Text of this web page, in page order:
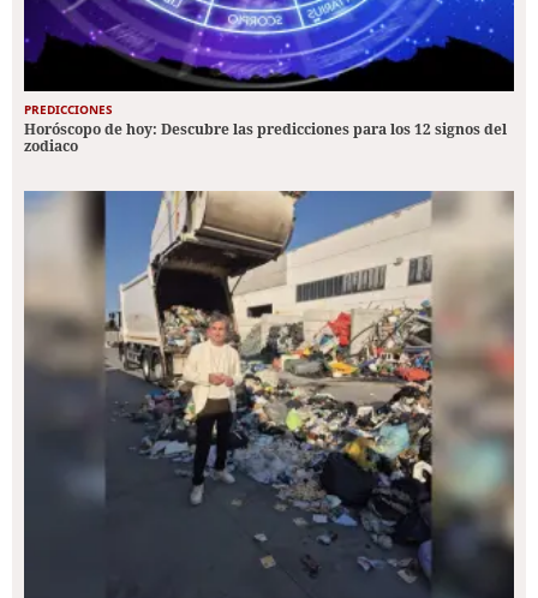
PREDICCIONES
Horóscopo de hoy: Descubre las predicciones para los 12 signos del
zodiaco